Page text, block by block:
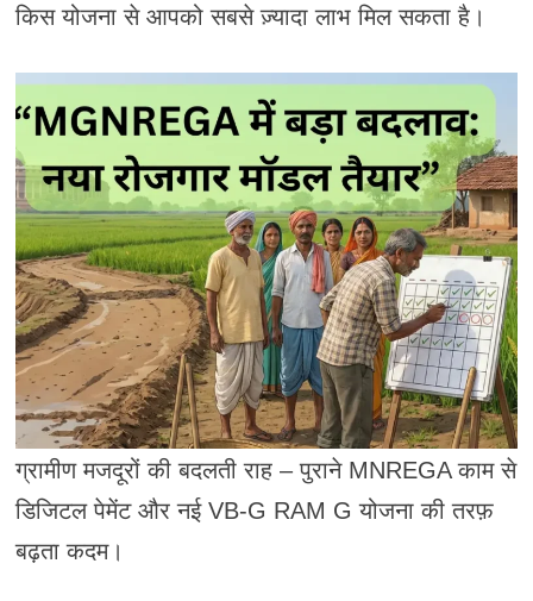
किस योजना से आपको सबसे ज़्यादा लाभ मिल सकता है।
ग्रामीण मजदूरों की बदलती राह – पुराने MNREGA काम से
डिजिटल पेमेंट और नई VB-G RAM G योजना की तरफ़
बढ़ता कदम।